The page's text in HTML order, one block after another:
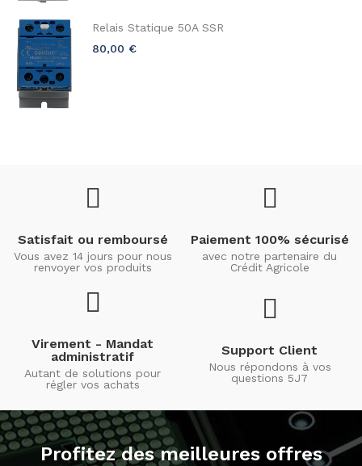
Relais Statique 50A SSR
80,00 €
Satisfait ou remboursé
Vous avez 14 jours pour nous
renvoyer vos produits
Paiement 100% sécurisé
avec notre partenaire du
Crédit Agricole
Virement - Mandat
administratif
Autant de solutions pour
régler vos achats
Support Client
Nous répondons à vos
questions 5J7
Profitez des meilleures offres